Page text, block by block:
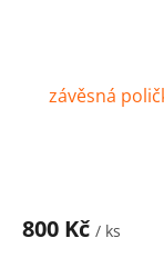
závěsná
800 Kč / ks